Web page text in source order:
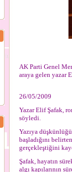
AK Parti Genel
araya gelen yazar
26/05/2009
Yazar Elif Şafak,
söyledi.
Yazıya
başladığını
gerçekleştiğini
Şafak, hayatın
algı kapılarının